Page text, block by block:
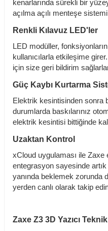
kenarlarında sürekli bir
açılma açılı menteşe
Renkli Kılavuz LED'ler
LED modüller,
kullanıcılarla etkileşime
için size geri bildirim
Güç Kaybı Kurtarma
Elektrik kesintisinden sonra
durumlarda baskılarınız
elektrik kesintisi bittiğinde
Uzaktan Kontrol
xCloud uygulaması ile Zaxe
entegrasyon sayesinde artık
yanında beklemek zorunda
yerden canlı olarak takip
Zaxe Z3 3D Yazıcı